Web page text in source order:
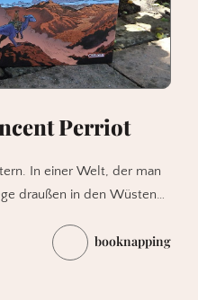
Perriot
In einer Welt, der man
draußen in den Wüsten…
booknapping